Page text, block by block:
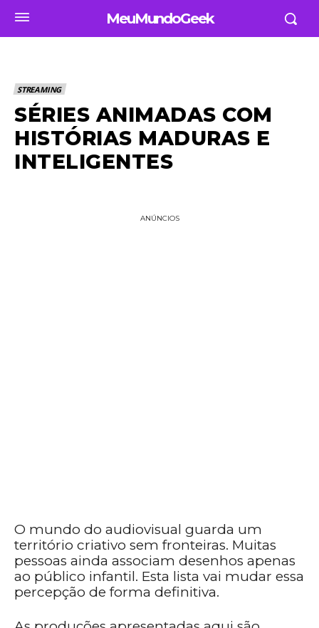
MeuMundoGeek
STREAMING
SÉRIES ANIMADAS COM
HISTÓRIAS MADURAS E
INTELIGENTES
ANÚNCIOS
O mundo do audiovisual guarda um
território criativo sem fronteiras. Muitas
pessoas ainda associam desenhos apenas
ao público infantil. Esta lista vai mudar essa
percepção de forma definitiva.